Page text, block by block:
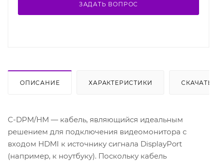
ЗАДАТЬ ВОПРОС
ОПИСАНИЕ ХАРАКТЕРИСТИКИ СКАЧАТЬ
C-DPM/HM — кабель, являющийся идеальным
решением для подключения видеомонитора с
входом HDMI к источнику сигнала DisplayPort
(например, к ноутбуку). Поскольку кабель